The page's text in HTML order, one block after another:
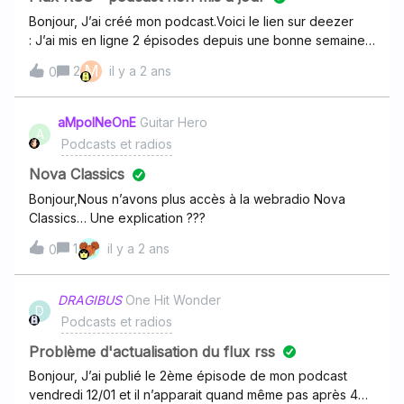
Bonjour, J’ai créé mon podcast.Voici le lien sur deezer
: J’ai mis en ligne 2 épisodes depuis une bonne semaine.
Seul le 1er est disponible.Voici le lien de mon flux RSS
: Pouvez-vous regarder ce qui bloque svp ?Marie
0 2 M il y a 2 ans
A
aMpoINeOnE Guitar Hero
Podcasts et radios
Nova Classics
Bonjour,Nous n’avons plus accès à la webradio Nova
Classics… Une explication ???
0 1 il y a 2 ans
D
DRAGIBUS One Hit Wonder
Podcasts et radios
Problème d'actualisation du flux rss
Bonjour, J’ai publié le 2ème épisode de mon podcast
vendredi 12/01 et il n’apparait quand même pas après 48h